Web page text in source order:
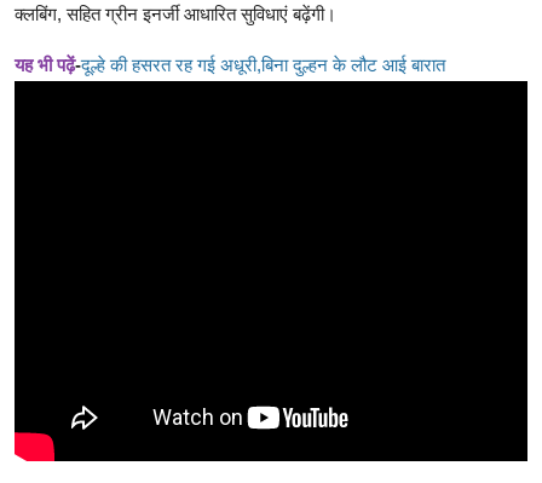
क्लबिंग, सहित ग्रीन इनर्जी आधारित सुविधाएं बढ़ेंगी।
यह भी पढ़ें-दूल्हे की हसरत रह गई अधूरी,बिना दुल्हन के लौट आई बारात